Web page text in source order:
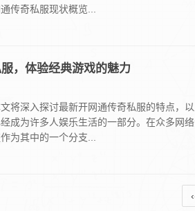
传奇私服现状概览...
，体验经典游戏的魅力
将深入探讨最新开网通传奇私服的特点，
成为许多人娱乐生活的一部分。在众多网
为其中的一个分支...